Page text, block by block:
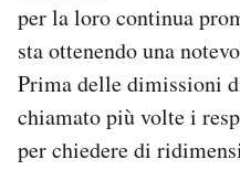
per la loro continua
sta ottenendo una
Prima delle dimissioni
chiamato più volte i
per chiedere di